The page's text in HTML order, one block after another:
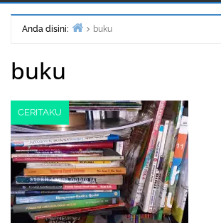
Anda disini:
buku
buku
CERITAKU